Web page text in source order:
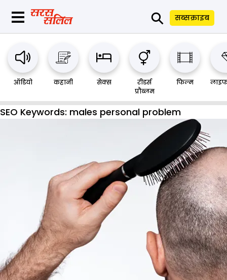
⚲ सब्सक्राइब
ऑडियो कहानी सेक्स
रीडर्स
प्रौब्लम
फिल्म
SEO Keywords: males personal problem